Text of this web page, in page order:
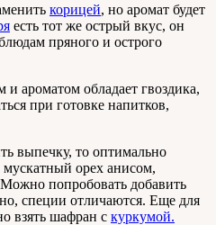
корицей, но аромат будет
есть тот же острый вкус, он
пряного и острого
ароматом обладает гвоздика,
при готовке напитков,
выпечку, то оптимально
орех анисом,
попробовать добавить
специи отличаются. Еще для
взять шафран с куркумой.